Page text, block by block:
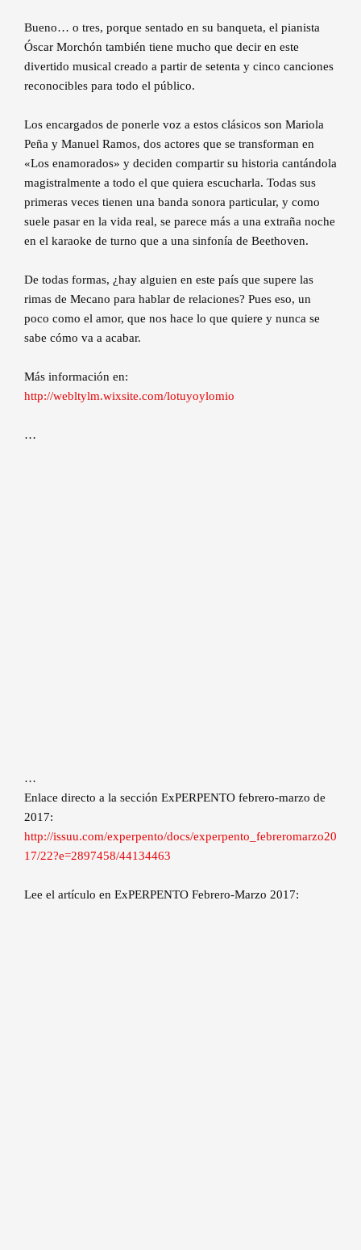
Bueno… o tres, porque sentado en su banqueta, el pianista
Óscar Morchón también tiene mucho que decir en este
divertido musical creado a partir de setenta y cinco canciones
reconocibles para todo el público.
Los encargados de ponerle voz a estos clásicos son Mariola
Peña y Manuel Ramos, dos actores que se transforman en
«Los enamorados» y deciden compartir su historia cantándola
magistralmente a todo el que quiera escucharla. Todas sus
primeras veces tienen una banda sonora particular, y como
suele pasar en la vida real, se parece más a una extraña noche
en el karaoke de turno que a una sinfonía de Beethoven.
De todas formas, ¿hay alguien en este país que supere las
rimas de Mecano para hablar de relaciones? Pues eso, un
poco como el amor, que nos hace lo que quiere y nunca se
sabe cómo va a acabar.
Más información en:
http://webltylm.wixsite.com/lotuyoylomio
…
…
Enlace directo a la sección ExPERPENTO febrero-marzo de
2017:
http://issuu.com/experpento/docs/experpento_febreromarzo20
17/22?e=2897458/44134463
Lee el artículo en ExPERPENTO Febrero-Marzo 2017: